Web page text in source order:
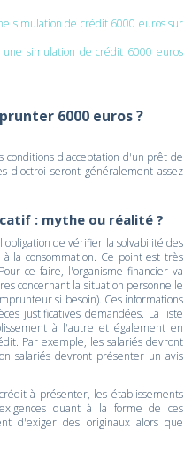
simulation de crédit 6000 euros sur
simulation de crédit 6000 euros
6000 euros ?
d'acceptation d'un prêt de
d'octroi seront généralement assez
: mythe ou réalité ?
de vérifier la solvabilité des
la consommation. Ce point est très
ce faire, l'organisme financier va
concernant la situation personnelle
si besoin). Ces informations
justificatives demandées. La liste
à l'autre et également en
Par exemple, les salariés devront
salariés devront présenter un avis
à présenter, les établissements
quant à la forme de ces
d'exiger des originaux alors que